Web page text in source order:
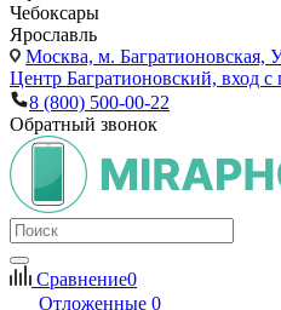
Чебоксары
Ярославль
Москва, м. Багратионовская,
Центр Багратионовский, вход
8 (800) 500-00-22
Обратный звонок
Сравнение0
Отложенные 0